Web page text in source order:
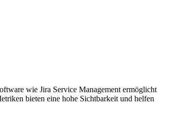
wie Jira Service Management ermöglicht
bieten eine hohe Sichtbarkeit und helfen